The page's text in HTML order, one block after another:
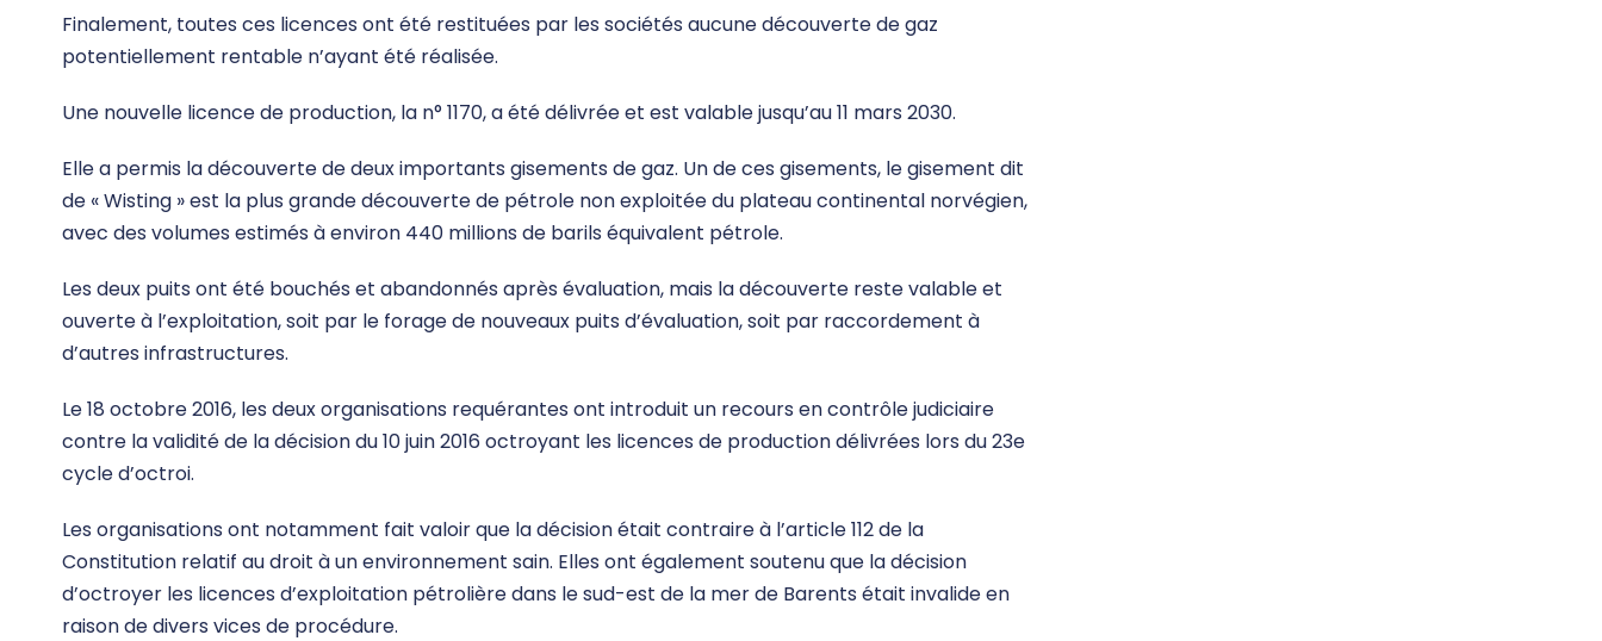
Finalement, toutes ces licences ont été restituées par les sociétés aucune découverte de gaz
potentiellement rentable n’ayant été réalisée.
Une nouvelle licence de production, la n° 1170, a été délivrée et est valable jusqu’au 11 mars 2030.
Elle a permis la découverte de deux importants gisements de gaz. Un de ces gisements, le gisement dit
de « Wisting » est la plus grande découverte de pétrole non exploitée du plateau continental norvégien,
avec des volumes estimés à environ 440 millions de barils équivalent pétrole.
Les deux puits ont été bouchés et abandonnés après évaluation, mais la découverte reste valable et
ouverte à l’exploitation, soit par le forage de nouveaux puits d’évaluation, soit par raccordement à
d’autres infrastructures.
Le 18 octobre 2016, les deux organisations requérantes ont introduit un recours en contrôle judiciaire
contre la validité de la décision du 10 juin 2016 octroyant les licences de production délivrées lors du 23e
cycle d’octroi.
Les organisations ont notamment fait valoir que la décision était contraire à l’article 112 de la
Constitution relatif au droit à un environnement sain. Elles ont également soutenu que la décision
d’octroyer les licences d’exploitation pétrolière dans le sud-est de la mer de Barents était invalide en
raison de divers vices de procédure.